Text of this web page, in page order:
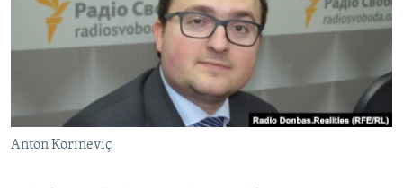
FİKİR
Українською
QOŞULIÑIZ!
Anton Korınevıç